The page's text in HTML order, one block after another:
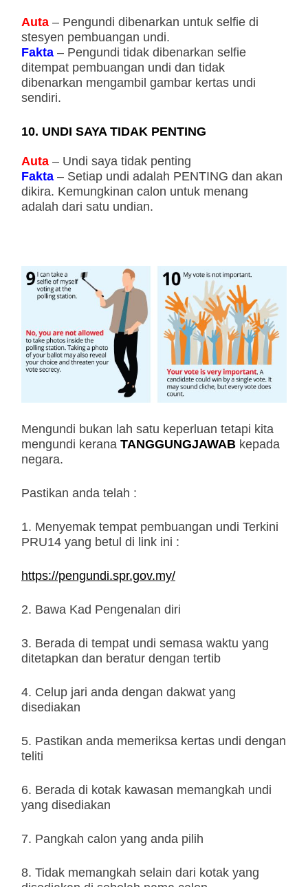
Auta – Pengundi dibenarkan untuk selfie di
stesyen pembuangan undi.
Fakta – Pengundi tidak dibenarkan selfie
ditempat pembuangan undi dan tidak
dibenarkan mengambil gambar kertas undi
sendiri.
10. UNDI SAYA TIDAK PENTING
Auta – Undi saya tidak penting
Fakta – Setiap undi adalah PENTING dan akan
dikira. Kemungkinan calon untuk menang
adalah dari satu undian.
Mengundi bukan lah satu keperluan tetapi kita
mengundi kerana TANGGUNGJAWAB kepada
negara.
Pastikan anda telah :
1. Menyemak tempat pembuangan undi Terkini
PRU14 yang betul di link ini :
https://pengundi.spr.gov.my/
2. Bawa Kad Pengenalan diri
3. Berada di tempat undi semasa waktu yang
ditetapkan dan beratur dengan tertib
4. Celup jari anda dengan dakwat yang
disediakan
5. Pastikan anda memeriksa kertas undi dengan
teliti
6. Berada di kotak kawasan memangkah undi
yang disediakan
7. Pangkah calon yang anda pilih
8. Tidak memangkah selain dari kotak yang